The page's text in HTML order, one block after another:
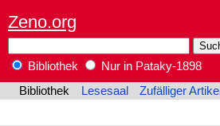
Zeno.org
Bibliothek
Nur in Pataky-1898
Bibliothek
Lesesaal Zufälliger Artikel